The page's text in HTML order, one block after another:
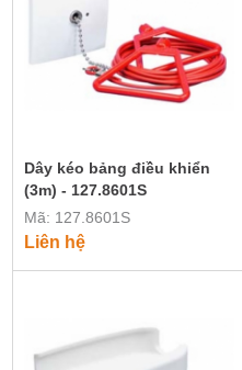
Dây kéo bảng điều khiển
(3m) - 127.8601S
Mã: 127.8601S
Liên hệ